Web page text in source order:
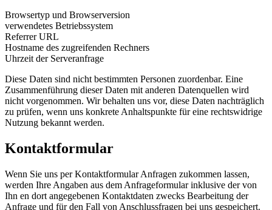
Browsertyp und Browserversion
verwendetes Betriebssystem
Referrer URL
Hostname des zugreifenden Rechners
Uhrzeit der Serveranfrage
Diese Daten sind nicht bestimmten Personen zuordenbar. Eine
Zusammenführung dieser Daten mit anderen Datenquellen wird
nicht vorgenommen. Wir behalten uns vor, diese Daten nachträglich
zu prüfen, wenn uns konkrete Anhaltspunkte für eine rechtswidrige
Nutzung bekannt werden.
Kontaktformular
Wenn Sie uns per Kontaktformular Anfragen zukommen lassen,
werden Ihre Angaben aus dem Anfrageformular inklusive der von
Ihn en dort angegebenen Kontaktdaten zwecks Bearbeitung der
Anfrage und für den Fall von Anschlussfragen bei uns gespeichert.